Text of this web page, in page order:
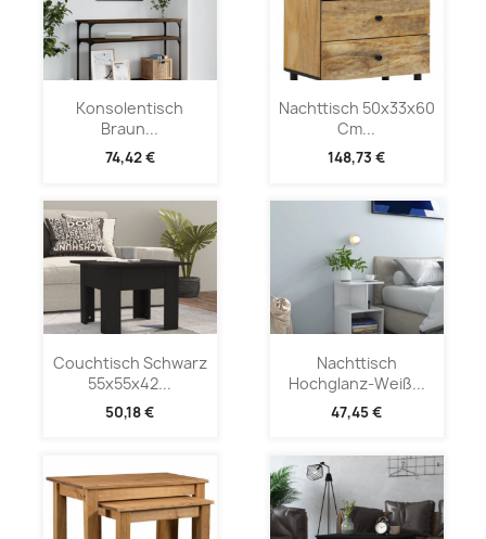
Konsolentisch
Braun...
74,42 €
Nachttisch 50x33x60
Cm...
148,73 €
Couchtisch Schwarz
55x55x42...
50,18 €
Nachttisch
Hochglanz-Weiß...
47,45 €